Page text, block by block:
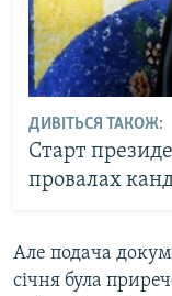
ДИВІТЬСЯ ТАКОЖ:
Старт
провалах
Але подача
січня була